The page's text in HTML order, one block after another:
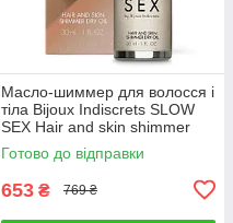
Масло-шиммер для волосся і
тіла Bijoux Indiscrets SLOW
SEX Hair and skin shimmer
dry oil 30 мл Talla
Готово до відправки
653 ₴ 769 ₴